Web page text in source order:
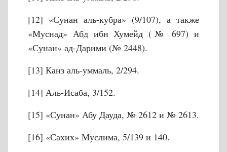
[12] «Сунан аль-кубра» (9/107), а также
«Муснад» Абд ибн Хумейд (№ 697) и
«Сунан» ад-Дарими (№ 2448).
[13] Канз аль-уммаль, 2/294.
[14] Аль-Исаба, 3/152.
[15] «Сунан» Абу Дауда, № 2612 и № 2613.
[16] «Сахих» Муслима, 5/139 и 140.